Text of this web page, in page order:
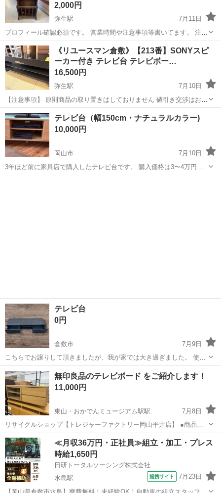
2,000円
弥生駅
7月11日
プロフィール確認必須です。 営業時間や注意事項等書いてます。 注意
⚠️ 当店はリサイクルショップの為、原則として 返品・交換や修理等の
対応は致しかねます。 家電等に関しましては、ご購入から３日以内に
商品の不備や故障があっ...
岡山 倉敷市 弥生駅 収納家具 オールドカリモク
《リユースマン倉敷》【213番】SONYスピ
ーカー付き テレビ台 テレビボー…
16,500円
弥生駅
7月10日
【注意事項】 原則商品の取り置きはしておりません 値引き交渉はお受
けできません 購入のタイミングが重なった場合は店頭販売を優先させ
て頂きます m(_ _)m 上記問合せ、またはテンプレートでのご質問には
お返事しておりま...
岡山 倉敷市 弥生駅 収納家具 店頭
テレビ台（幅150cm・ナチュラルカラー)
10,000円
岡山市
7月10日
3年ほど前に家具店で購入したテレビ台です。 購入価格は3〜4万円ほ
テレビ台
0円
倉敷市
7月9日
こちらでお譲りして頂きましたが、我が家では大き過ぎました。 使用
せず保管してます。 使っていただける方へお譲り致します。 写真2枚
目の様に下側剥げてました。 サイズ 横150cm 奥行30cm（素人寸法）
岡山 倉敷市 収納家具 譲り
無印良品のテレビボード をご紹介します！
11,000円
東山・おかでんミュージアム駅駅
7月8日
リサイクルショップ【トレジャーファクトリー岡山平井店】 ●商品情
報 アイテム名：テレビボード ブランド ：無印良品 サイズ ：横
幅110㎝×奥行40㎝×高さ46.5㎝ 状態 ：中古品の為細々傷があり
ます。店頭でお確...
岡山 岡山市 東山・おかでんミュージアム駅駅 収納家具
貸し出し
≪月収36万円・正社員≫組立・加工・プレス
時給1,650円
日研トータルソーシング株式会社
水島駅
提携サイト 7月23日